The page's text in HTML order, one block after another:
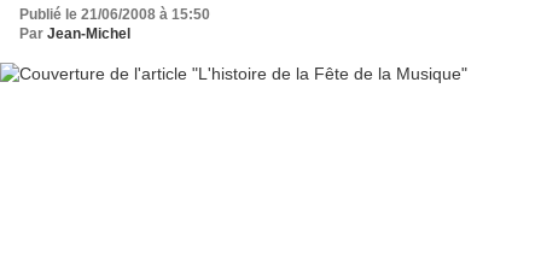
Publié le 21/06/2008 à 15:50
Par Jean-Michel